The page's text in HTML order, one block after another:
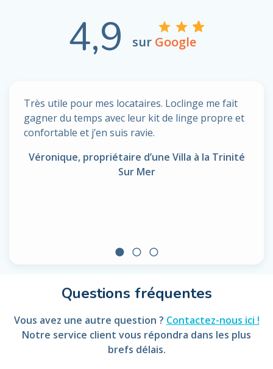
4,9 sur Google
Très utile pour mes locataires. Loclinge me fait
gagner du temps avec leur kit de linge propre et
confortable et j’en suis ravie.
Véronique, propriétaire d’une Villa à la Trinité
Sur Mer
circle radio_button_unchecked radio_button_unchecked
Questions fréquentes
Vous avez une autre question ? Contactez-nous ici !
Notre service client vous répondra dans les plus
brefs délais.